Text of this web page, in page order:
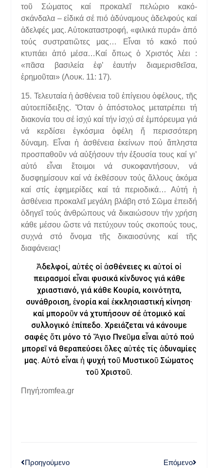
τοῦ Σώματος καί προκαλεῖ πελώριο κακό-
σκάνδαλα – εἰδικά σέ πιό ἀδύναμους ἀδελφούς καί
ἀδελφές μας. Αὐτοκαταστροφή, «φιλικά πυρά» ἀπό
τούς συστρατιῶτες μας… Εἶναι τό κακό πού
κτυπάει ἀπό μέσα…Καί ὅπως ὁ Χριστός λέει :
«πᾶσα βασιλεία ἐφ’ ἑαυτήν διαμερισθεῖσα,
ἐρημοῦται» (Λουκ. 11: 17).
15. Τελευταία ἡ ἀσθένεια τοῦ ἐπίγειου ὀφέλους, τῆς
αὐτοεπίδειξης. Ὅταν ὁ ἀπόστολος μετατρέπει τή
διακονία του σέ ἰσχύ καί τήν ἰσχύ σέ ἐμπόρευμα γιά
νά κερδίσει ἐγκόσμια ὀφέλη ἤ περισσότερη
δύναμη. Εἶναι ἡ ἀσθένεια ἐκείνων πού ἄπληστα
προσπαθοῦν νά αὐξήσουν τήν ἐξουσία τους καί γι’
αὐτό εἶναι ἕτοιμοι νά συκοφαντήσουν, νά
δυσφημίσουν καί νά ἐκθέσουν τούς ἄλλους ἀκόμα
καί στίς ἐφημερίδες καί τά περιοδικά… Αὐτή ἡ
ἀσθένεια προκαλεῖ μεγάλη βλάβη στό Σῶμα ἐπειδή
ὁδηγεῖ τούς ἀνθρώπους νά δικαιώσουν τήν χρήση
κάθε μέσου ὥστε νά πετύχουν τούς σκοπούς τους,
συχνά στό ὄνομα τῆς δικαιοσύνης καί τῆς
διαφάνειας!
Ἀδελφοί, αὐτές οἱ ἀσθένειες κι αὐτοί οἱ
πειρασμοί εἶναι φυσικά κίνδυνος γιά κάθε
χριαστιανό, γιά κάθε Κουρία, κοινότητα,
συνάθροιση, ἐνορία καί ἐκκλησιαστική κίνηση·
καί μποροῦν νά χτυπήσουν σέ ἀτομικό καί
συλλογικό ἐπίπεδο. Χρειάζεται νά κάνουμε
σαφές ὅτι μόνο τό Ἅγιο Πνεῦμα εἶναι αὐτό πού
μπορεῖ νά θεραπεύσει ὅλες αὐτές τίς ἀδυναμίες
μας. Αὐτό εἶναι ἡ ψυχή τοῦ Μυστικοῦ Σώματος
τοῦ Χριστοῦ.
Πηγή:romfea.gr
Προηγούμενο Επόμενο